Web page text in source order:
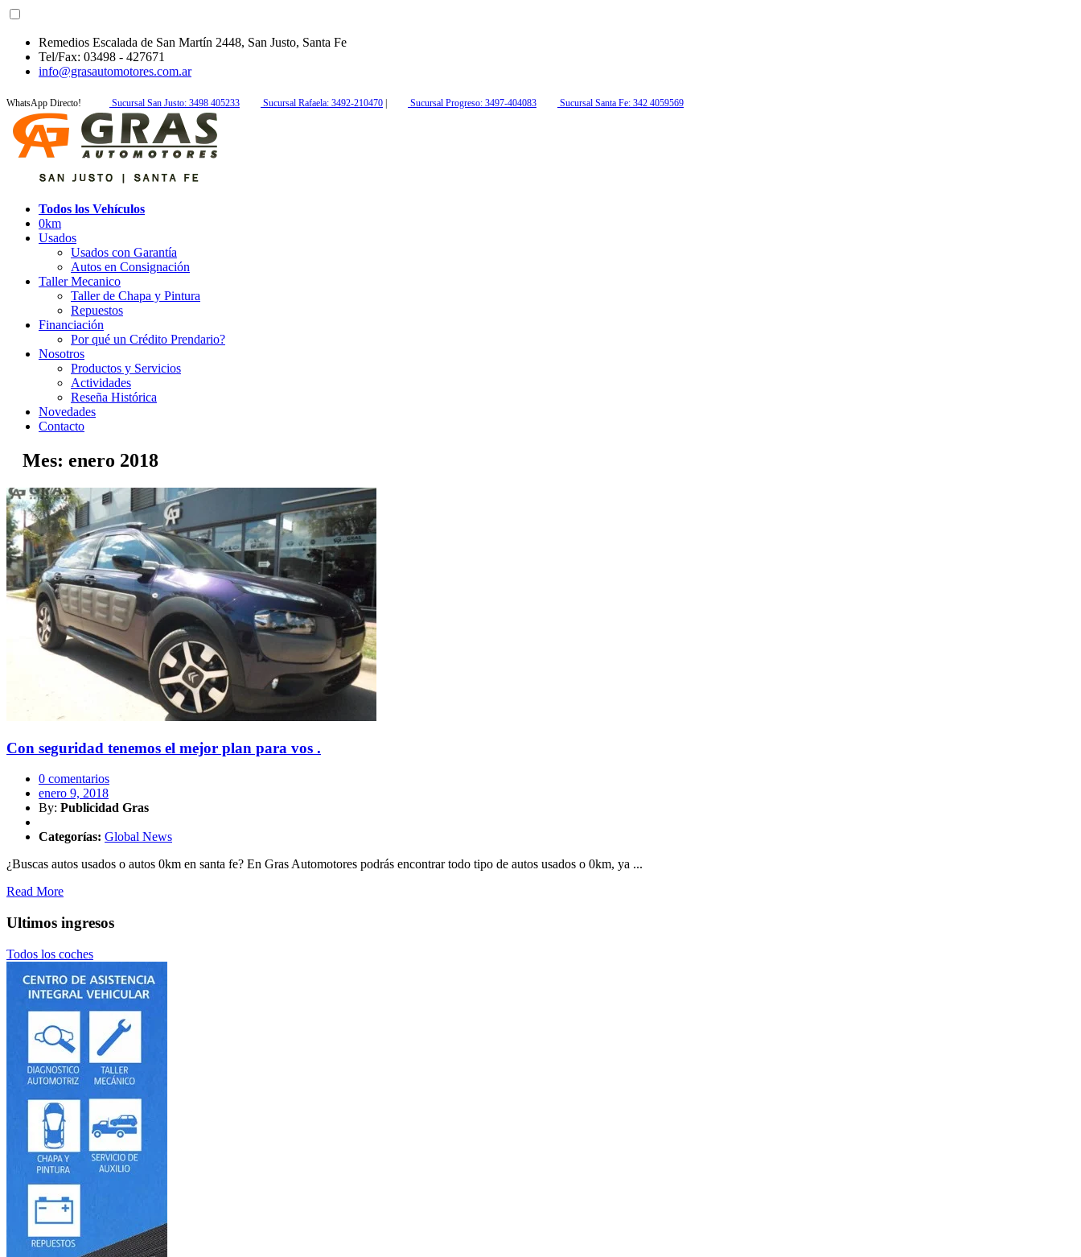
Remedios Escalada de San Martín 2448, San Justo, Santa Fe
Tel/Fax: 03498 - 427671
info@grasautomotores.com.ar
WhatsApp Directo! Sucursal San Justo: 3498 405233 Sucursal Rafaela: 3492-210470 Sucursal Progreso: 3497-404083 Sucursal Santa Fe: 342 4059569
Todos los Vehículos
0km
Usados
Usados con Garantía
Autos en Consignación
Taller Mecanico
Taller de Chapa y Pintura
Repuestos
Financiación
Por qué un Crédito Prendario?
Nosotros
Productos y Servicios
Actividades
Reseña Histórica
Novedades
Contacto
Mes: enero 2018
Con seguridad tenemos el mejor plan para vos .
0 comentarios
enero 9, 2018
By: Publicidad Gras
Categorías: Global News
¿Buscas autos usados o autos 0km en santa fe? En Gras Automotores podrás encontrar todo tipo de autos usados o 0km, ya ...
Read More
Ultimos ingresos
Todos los coches